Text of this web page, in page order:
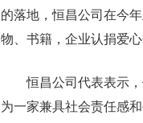
的落地，恒昌公司在今
物、书籍，企业认捐爱
恒昌公司代表表示
为一家兼具社会责任感